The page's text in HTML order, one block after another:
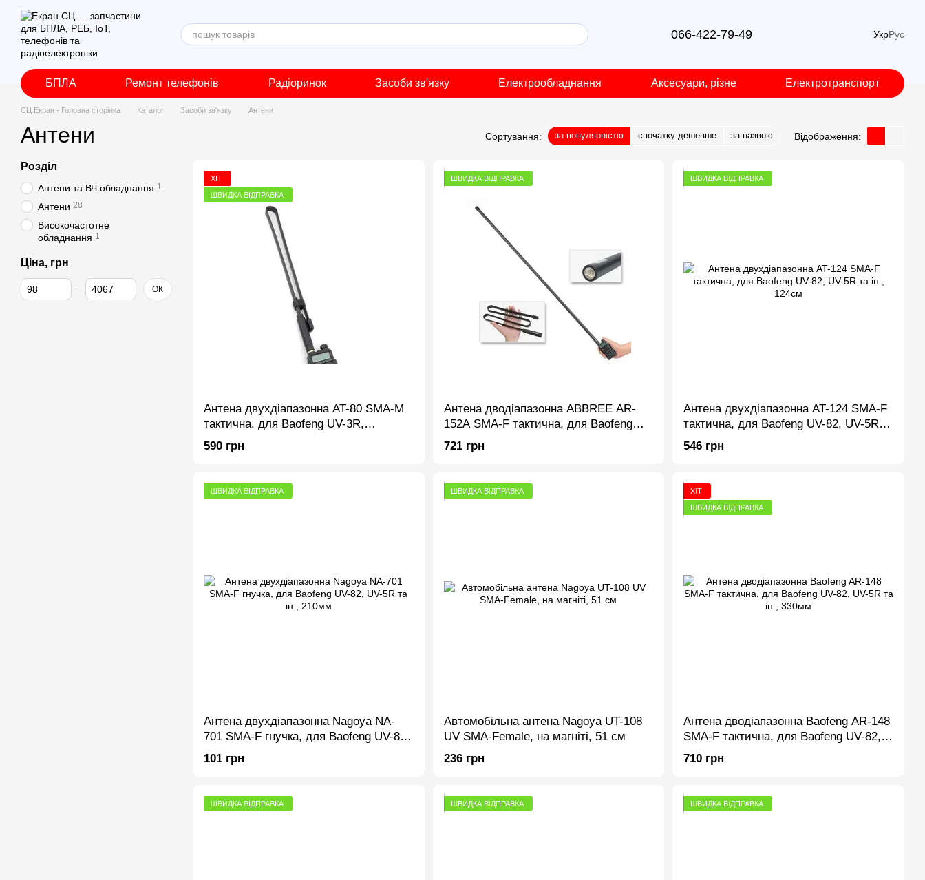
Перейти до основного контенту
066-422-79-49 УкрРус
БПЛА Ремонт телефонів Радіоринок Засоби зв'язку Електрообладнання Аксесуари, різне Електротранспорт
СЦ Екран - Головна сторінка Каталог Засоби зв'язку Антени
Антени Сортування: за популярністю спочатку дешевше за назвою Відображення:
ХІТ
ШВИДКА ВІДПРАВКА
Антена двухдіапазонна AT-80 SMA-M
тактична, для Baofeng UV-3R,
Kenwood TH-F5 та ін., 800мм
590 грн
ШВИДКА ВІДПРАВКА
Антена дводіапазонна ABBREE AR-
152A SMA-F тактична, для Baofeng
UV-82, UV-5R та ін., 1080мм
721 грн
ШВИДКА ВІДПРАВКА
Антена двухдіапазонна AT-124 SMA-F
тактична, для Baofeng UV-82, UV-5R
та ін., 124см
546 грн
ШВИДКА ВІДПРАВКА
Антена двухдіапазонна Nagoya NA-
701 SMA-F гнучка, для Baofeng UV-82,
UV-5R та ін., 210мм
101 грн
ШВИДКА ВІДПРАВКА
Автомобільна антена Nagoya UT-108
UV SMA-Female, на магніті, 51 см
236 грн
ХІТ
ШВИДКА ВІДПРАВКА
Антена дводіапазонна Baofeng AR-148
SMA-F тактична, для Baofeng UV-82,
UV-5R та ін., 330мм
710 грн
ШВИДКА ВІДПРАВКА ШВИДКА ВІДПРАВКА ШВИДКА ВІДПРАВКА
Розділ
Антени та ВЧ обладнання 1
Антени 28
Високочастотне
обладнання 1
Ціна, грн
Від Ціна, грн
До Ціна, грн ОК